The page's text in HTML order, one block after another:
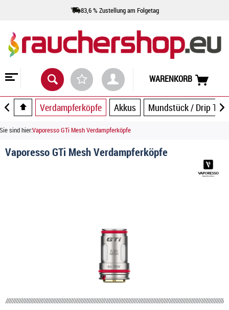
83,6 % Zustellung am Folgetag
WARENKORB
Verdampferköpfe Akkus Mundstück / Drip Tip
Sie sind hier:Vaporesso GTi Mesh Verdampferköpfe
Vaporesso GTi Mesh Verdampferköpfe